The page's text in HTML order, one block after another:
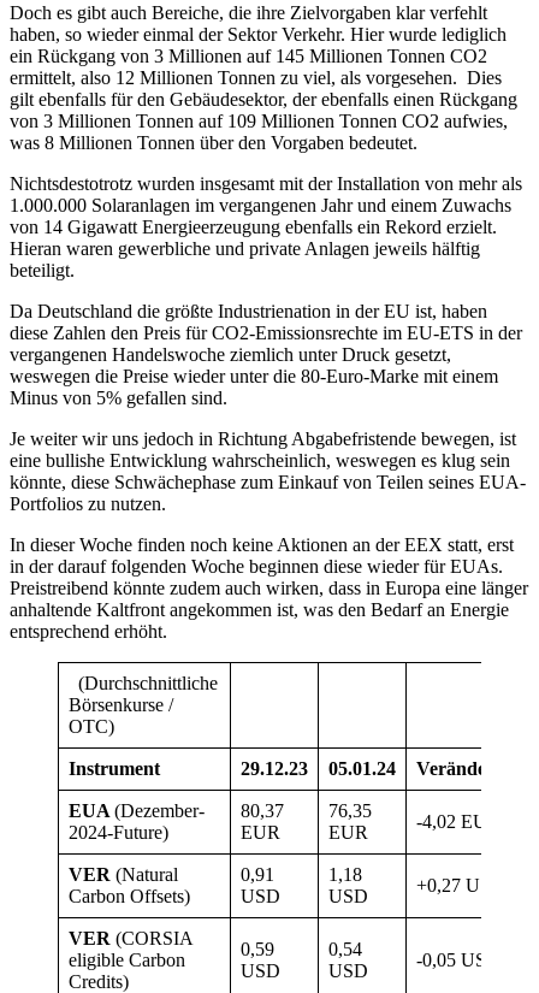
Doch es gibt auch Bereiche, die ihre Zielvorgaben klar verfehlt
haben, so wieder einmal der Sektor Verkehr. Hier wurde lediglich
ein Rückgang von 3 Millionen auf 145 Millionen Tonnen CO2
ermittelt, also 12 Millionen Tonnen zu viel, als vorgesehen. Dies
gilt ebenfalls für den Gebäudesektor, der ebenfalls einen Rückgang
von 3 Millionen Tonnen auf 109 Millionen Tonnen CO2 aufwies,
was 8 Millionen Tonnen über den Vorgaben bedeutet.
Nichtsdestotrotz wurden insgesamt mit der Installation von mehr als
1.000.000 Solaranlagen im vergangenen Jahr und einem Zuwachs
von 14 Gigawatt Energieerzeugung ebenfalls ein Rekord erzielt.
Hieran waren gewerbliche und private Anlagen jeweils hälftig
beteiligt.
Da Deutschland die größte Industrienation in der EU ist, haben
diese Zahlen den Preis für CO2-Emissionsrechte im EU-ETS in der
vergangenen Handelswoche ziemlich unter Druck gesetzt,
weswegen die Preise wieder unter die 80-Euro-Marke mit einem
Minus von 5% gefallen sind.
Je weiter wir uns jedoch in Richtung Abgabefristende bewegen, ist
eine bullishe Entwicklung wahrscheinlich, weswegen es klug sein
könnte, diese Schwächephase zum Einkauf von Teilen seines EUA-
Portfolios zu nutzen.
In dieser Woche finden noch keine Aktionen an der EEX statt, erst
in der darauf folgenden Woche beginnen diese wieder für EUAs.
Preistreibend könnte zudem auch wirken, dass in Europa eine länger
anhaltende Kaltfront angekommen ist, was den Bedarf an Energie
entsprechend erhöht.
(Durchschnittliche
Börsenkurse /
OTC)
Instrument 29.12.23 05.01.24 Veränderung
EUA (Dezember-
2024-Future)
80,37
EUR
76,35
EUR
-4,02 EUR
VER (Natural
Carbon Offsets)
0,91
USD
1,18
USD
+0,27 USD
VER (CORSIA
eligible Carbon
Credits)
0,59
USD
0,54
USD
-0,05 USD